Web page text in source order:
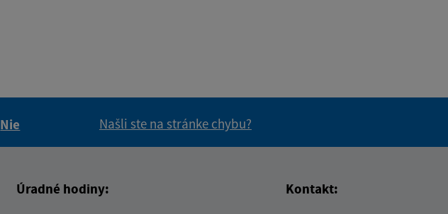
Nie
Našli ste na stránke chybu?
Úradné hodiny: Kontakt: